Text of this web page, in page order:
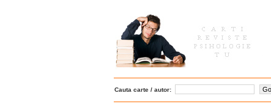
Cauta carte / autor: